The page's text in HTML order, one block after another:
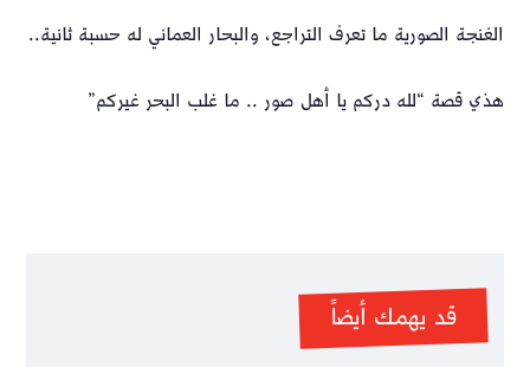
الغنجة الصورية ما تعرف التراجع، والبحار العماني له حسبة ثانية..
هذي قصة “لله دركم يا أهل صور .. ما غلب البحر غيركم”
قد يهمك أيضاً